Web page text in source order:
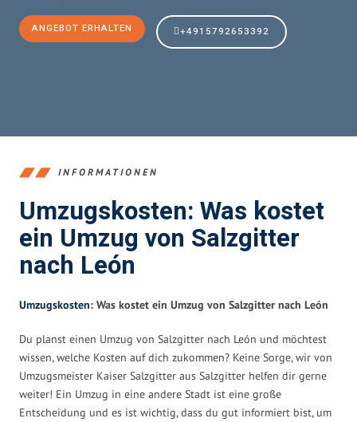
ANGEBOT ERHALTEN +4915792653392
INFORMATIONEN
Umzugskosten: Was kostet
ein Umzug von Salzgitter
nach León
Umzugskosten: Was kostet ein Umzug von Salzgitter nach León
Du planst einen Umzug von Salzgitter nach León und möchtest
wissen, welche Kosten auf dich zukommen? Keine Sorge, wir von
Umzugsmeister Kaiser Salzgitter aus Salzgitter helfen dir gerne
weiter! Ein Umzug in eine andere Stadt ist eine große
Entscheidung und es ist wichtig, dass du gut informiert bist, um